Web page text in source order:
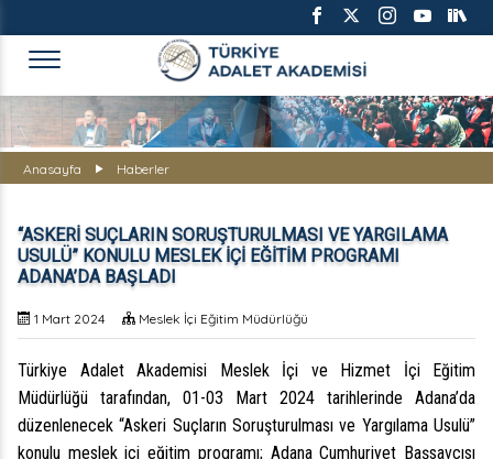
TÜRKİYE ADALET AKADEMİSİ
Anasayfa Haberler
“ASKERİ SUÇLARIN SORUŞTURULMASI VE YARGILAMA
USULÜ” KONULU MESLEK İÇİ EĞİTİM PROGRAMI
ADANA’DA BAŞLADI
1 Mart 2024 Meslek İçi Eğitim Müdürlüğü
Türkiye Adalet Akademisi Meslek İçi ve Hizmet İçi Eğitim
Müdürlüğü tarafından, 01-03 Mart 2024 tarihlerinde Adana’da
düzenlenecek “Askeri Suçların Soruşturulması ve Yargılama Usulü”
konulu meslek içi eğitim programı; Adana Cumhuriyet Başsavcısı